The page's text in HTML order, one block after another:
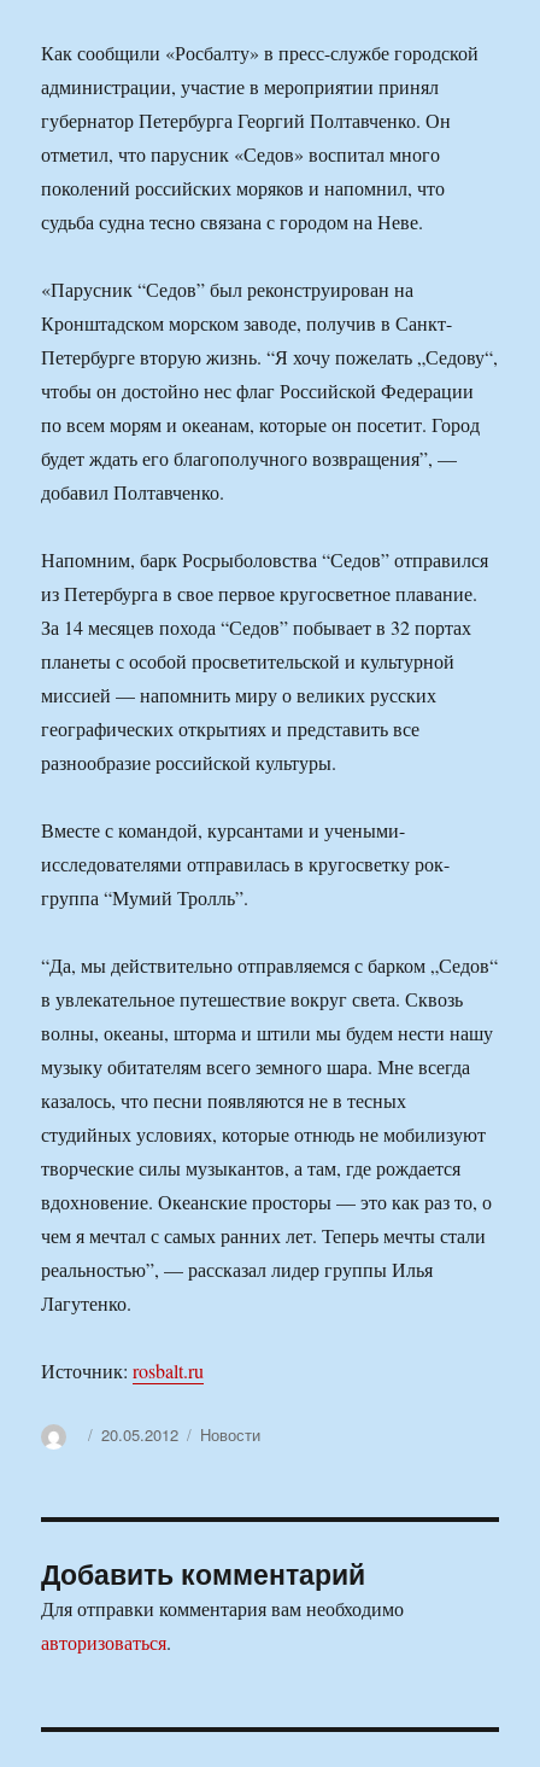
Как сообщили «Росбалту» в пресс-службе городской
администрации, участие в мероприятии принял
губернатор Петербурга Георгий Полтавченко. Он
отметил, что парусник «Седов» воспитал много
поколений российских моряков и напомнил, что
судьба судна тесно связана с городом на Неве.
«Парусник “Седов” был реконструирован на
Кронштадском морском заводе, получив в Санкт-
Петербурге вторую жизнь. “Я хочу пожелать „Седову“,
чтобы он достойно нес флаг Российской Федерации
по всем морям и океанам, которые он посетит. Город
будет ждать его благополучного возвращения”, —
добавил Полтавченко.
Напомним, барк Росрыболовства “Седов” отправился
из Петербурга в свое первое кругосветное плавание.
За 14 месяцев похода “Седов” побывает в 32 портах
планеты с особой просветительской и культурной
миссией — напомнить миру о великих русских
географических открытиях и представить все
разнообразие российской культуры.
Вместе с командой, курсантами и учеными-
исследователями отправилась в кругосветку рок-
группа “Мумий Тролль”.
“Да, мы действительно отправляемся с барком „Седов“
в увлекательное путешествие вокруг света. Сквозь
волны, океаны, шторма и штили мы будем нести нашу
музыку обитателям всего земного шара. Мне всегда
казалось, что песни появляются не в тесных
студийных условиях, которые отнюдь не мобилизуют
творческие силы музыкантов, а там, где рождается
вдохновение. Океанские просторы — это как раз то, о
чем я мечтал с самых ранних лет. Теперь мечты стали
реальностью”, — рассказал лидер группы Илья
Лагутенко.
Источник:rosbalt.ru
АвторОпубликовано
20.05.2012 Рубрики
Новости
Добавить комментарий
Для отправки комментария вам необходимо
авторизоваться.